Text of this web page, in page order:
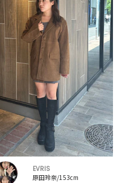
EVRIS
原田玲奈/153cm